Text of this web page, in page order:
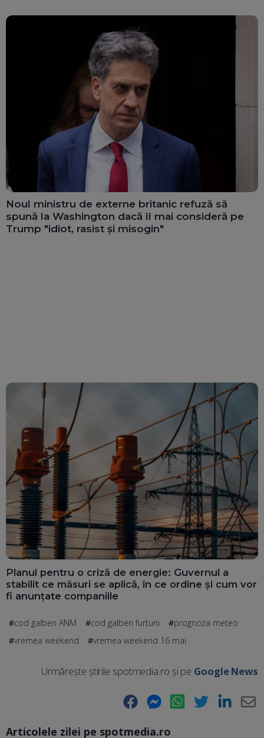
Noul ministru de externe britanic refuză să
spună la Washington dacă îl mai consideră pe
Trump "idiot, rasist și misogin"
Planul pentru o criză de energie: Guvernul a
stabilit ce măsuri se aplică, în ce ordine și cum vor
fi anunțate companiile
cod galben ANM cod galben furtuni
prognoza meteo
vremea weekend
vremea weekend 16 mai
Urmărește știrile spotmedia.ro și pe Google News
Facebook Messenger WhatsApp Twitter LinkedIn
Articolele zilei pe spotmedia.ro